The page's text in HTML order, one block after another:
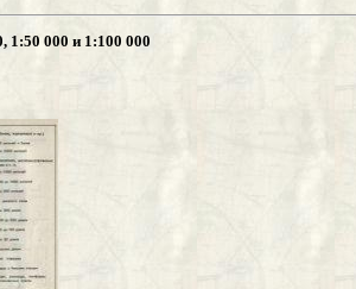
000 и 1:100 000